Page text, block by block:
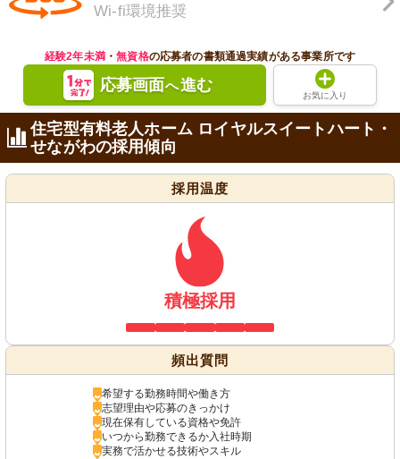
Wi-fi環境推奨
経験2年未満・無資格の応募者の書類通過実績がある事業所です
応募画面へ進む
お気に入り
住宅型有料老人ホーム ロイヤルスイートハート・
せながわの採用傾向
採用温度
積極採用
頻出質問
希望する勤務時間や働き方
志望理由や応募のきっかけ
現在保有している資格や免許
いつから勤務できるか入社時期
実務で活かせる技術やスキル